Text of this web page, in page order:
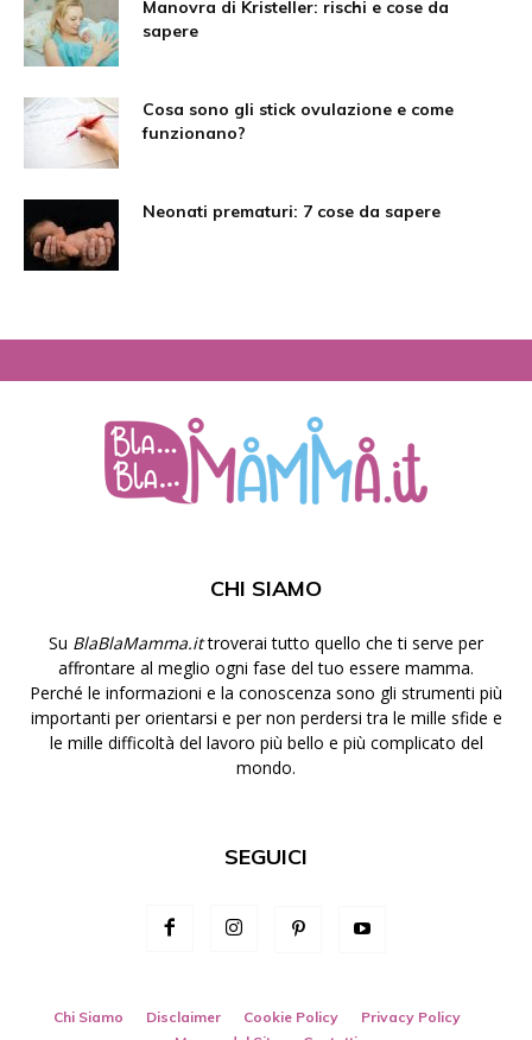
Manovra di Kristeller: rischi e cose da
sapere
Cosa sono gli stick ovulazione e come
funzionano?
Neonati prematuri: 7 cose da sapere
CHI SIAMO
Su BlaBlaMamma.ittroverai tutto quello che ti serve per
affrontare al meglio ogni fase del tuo essere mamma.
Perché le informazioni e la conoscenza sono gli strumenti più
importanti per orientarsi e per non perdersi tra le mille sfide e
le mille difficoltà del lavoro più bello e più complicato del
mondo.
SEGUICI
Chi Siamo Disclaimer Cookie Policy
Privacy Policy